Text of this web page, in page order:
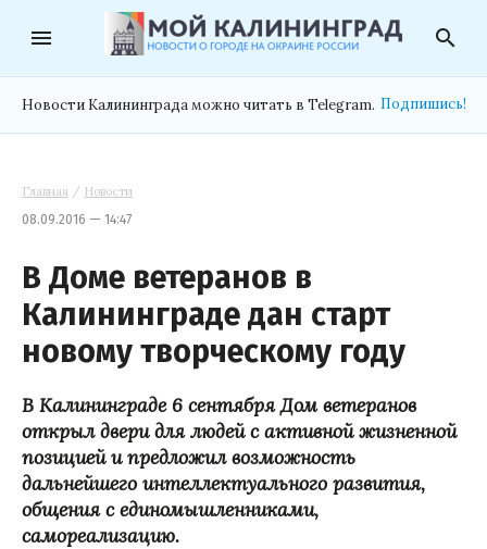
menu search
Новости Калининграда можно читать в Telegram. Подпишись!
Главная / Новости
08.09.2016 — 14:47
В Доме ветеранов в
Калининграде дан старт
новому творческому году
В Калининграде6 сентября Дом ветеранов
открыл двери для людей с активной жизненной
позицией и предложил возможность
дальнейшего интеллектуального развития,
общения с единомышленниками,
самореализацию.